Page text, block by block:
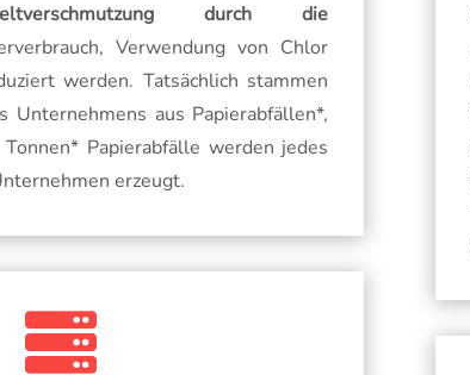
durch die
Verwendung von Chlor
werden. Tatsächlich stammen
aus Papierabfällen*,
Papierabfälle werden jedes
erzeugt.
